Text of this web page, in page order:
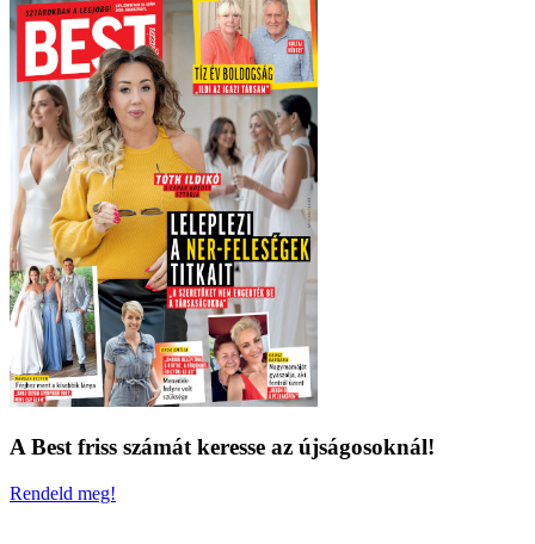
A Best friss számát keresse az újságosoknál!
Rendeld meg!